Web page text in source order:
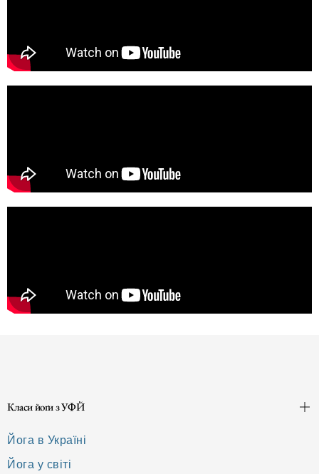
Класи йоґи з УФЙ
Йога в Україні
Йога у світі